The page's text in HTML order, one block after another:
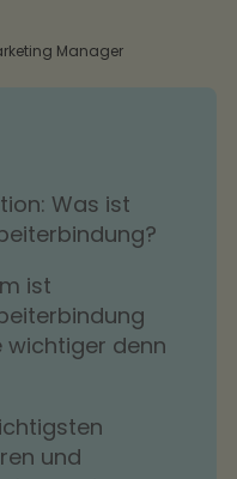
Manager
Was ist
ist
wichtiger denn
und